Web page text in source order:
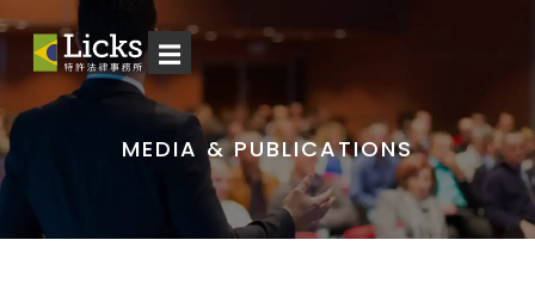
☰
MEDIA & PUBLICATIONS